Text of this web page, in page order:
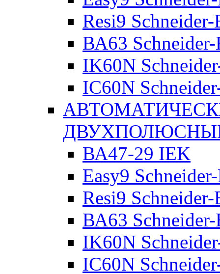
Resi9
ВА63
IK60N
IC60N
ВА47-29 IEK
Easy9
Resi9
ВА63
IK60N
IC60N